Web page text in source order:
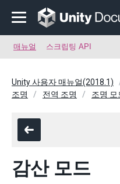
매뉴얼 스크립팅 API
Unity 사용자 매뉴얼(2018.1)
조명
전역 조명 조명 모
감산 모드